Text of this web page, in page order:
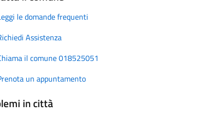
le domande frequenti
Assistenza
il comune 018525051
un appuntamento
in città